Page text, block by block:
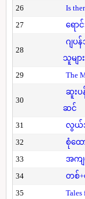
26
Is
27
ရော
28
ဂျပ
သူမျ
29 The
30
ဆူးပ
ဆင်
31 လွယ်အိ
32
စုံထေ
33
အကျ
34
တစ်
35
Tales